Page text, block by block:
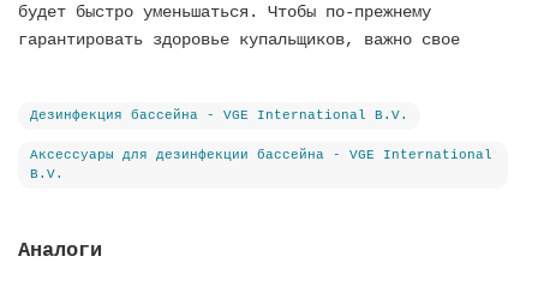
будет быстро уменьшаться. Чтобы по-прежнему
гарантировать здоровье купальщиков, важно свое
Дезинфекция бассейна - VGE International B.V.
Аксессуары для дезинфекции бассейна - VGE International
B.V.
Аналоги